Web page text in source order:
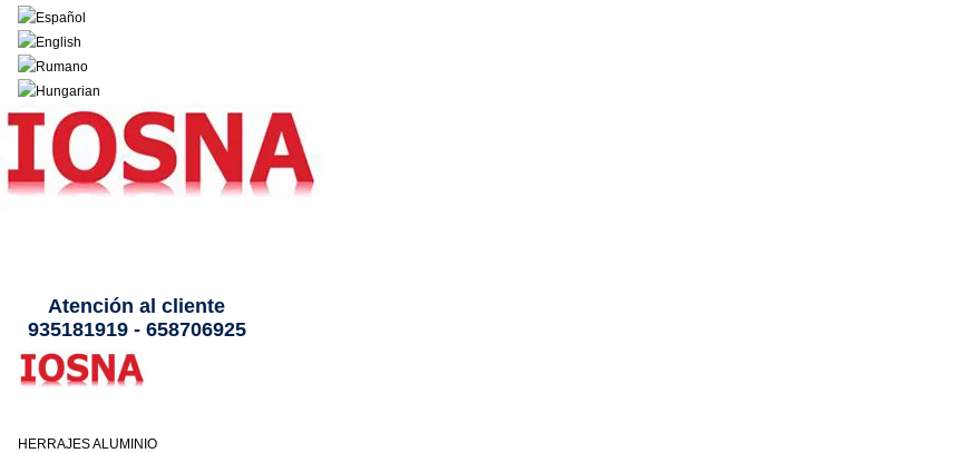
Atención al cliente
935181919 - 658706925
HERRAJES ALUMINIO